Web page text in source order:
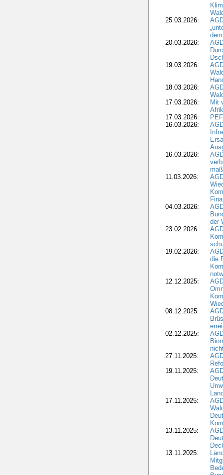
25.03.2026:
20.03.2026:
19.03.2026:
18.03.2026:
17.03.2026:
Mit
17.03.2026:
16.03.2026:
16.03.2026:
11.03.2026:
04.03.2026:
der
23.02.2026:
19.02.2026:
die
12.12.2025:
08.12.2025:
02.12.2025:
27.11.2025:
19.11.2025:
17.11.2025:
13.11.2025:
13.11.2025: